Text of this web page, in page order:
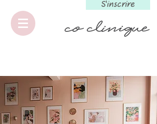
S'inscrire